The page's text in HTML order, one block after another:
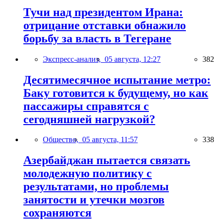
Тучи над президентом Ирана:
отрицание отставки обнажило
борьбу за власть в Тегеране
Экспресс-анализ, 05 августа, 12:27 382
Десятимесячное испытание метро:
Баку готовится к будущему, но как
пассажиры справятся с
сегодняшней нагрузкой?
Общество, 05 августа, 11:57 338
Азербайджан пытается связать
молодежную политику с
результатами, но проблемы
занятости и утечки мозгов
сохраняются